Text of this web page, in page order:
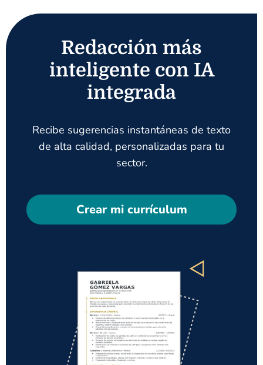
Redacción más
inteligente con IA
integrada
Recibe sugerencias instantáneas de texto
de alta calidad, personalizadas para tu
sector.
Crear mi currículum